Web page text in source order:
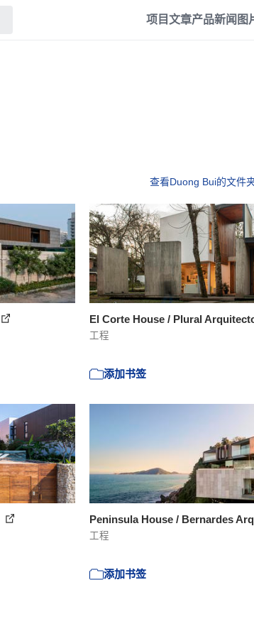
项目文章产品新闻 图
查看Duong Bui的文件
El Corte House / Plural
工程
添加书签
Peninsula House / Bernardes
工程
添加书签